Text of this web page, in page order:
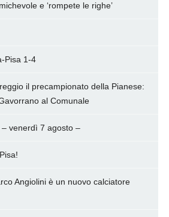
e ‘rompete le righe’
Pisa 1-4
il precampionato della Pianese:
al Comunale
venerdì 7 agosto –
Angiolini è un nuovo calciatore